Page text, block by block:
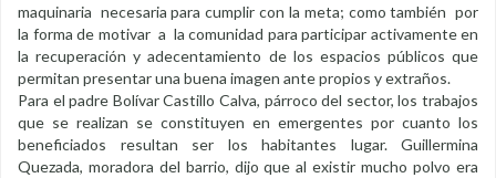
maquinaria necesaria para cumplir con la meta; como también por
la forma de motivar a la comunidad para participar activamente en
la recuperación y adecentamiento de los espacios públicos que
permitan presentar una buena imagen ante propios y extraños.
Para el padre Bolívar Castillo Calva, párroco del sector, los trabajos
que se realizan se constituyen en emergentes por cuanto los
beneficiados resultan ser los habitantes lugar. Guillermina
Quezada, moradora del barrio, dijo que al existir mucho polvo era